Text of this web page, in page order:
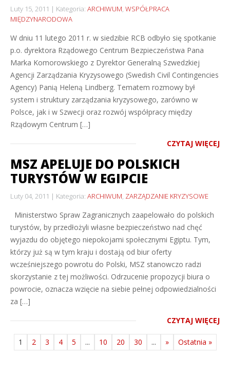
Luty 15, 2011 Kategoria: ARCHIWUM, WSPÓŁPRACA
MIĘDZYNARODOWA
W dniu 11 lutego 2011 r. w siedzibie RCB odbyło się spotkanie
p.o. dyrektora Rządowego Centrum Bezpieczeństwa Pana
Marka Komorowskiego z Dyrektor Generalną Szwedzkiej
Agencji Zarządzania Kryzysowego (Swedish Civil Contingencies
Agency) Panią Heleną Lindberg. Tematem rozmowy był
system i struktury zarządzania kryzysowego, zarówno w
Polsce, jak i w Szwecji oraz rozwój współpracy między
Rządowym Centrum […]
CZYTAJ WIĘCEJ
MSZ APELUJE DO POLSKICH
TURYSTÓW W EGIPCIE
Luty 04, 2011 Kategoria: ARCHIWUM, ZARZĄDZANIE KRYZYSOWE
Ministerstwo Spraw Zagranicznych zaapelowało do polskich
turystów, by przedłożyli własne bezpieczeństwo nad chęć
wyjazdu do objętego niepokojami społecznymi Egiptu. Tym,
którzy już są w tym kraju i dostają od biur oferty
wcześniejszego powrotu do Polski, MSZ stanowczo radzi
skorzystanie z tej możliwości. Odrzucenie propozycji biura o
powrocie, oznacza wzięcie na siebie pełnej odpowiedzialności
za […]
CZYTAJ WIĘCEJ
1 2 3 4 5 ... 10 20 30 ... » Ostatnia »